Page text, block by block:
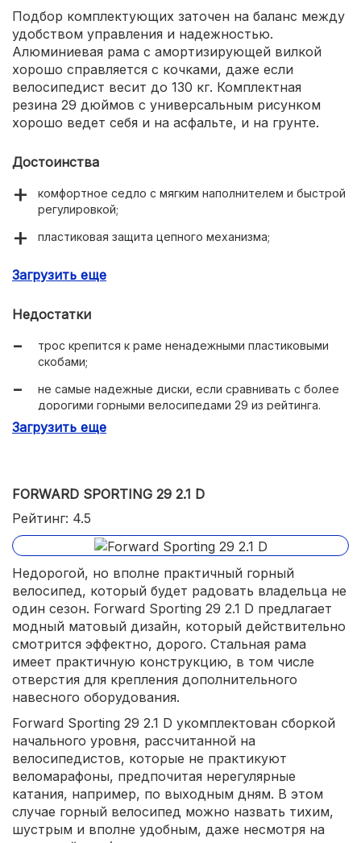
Подбор комплектующих заточен на баланс между
удобством управления и надежностью.
Алюминиевая рама с амортизирующей вилкой
хорошо справляется с кочками, даже если
велосипедист весит до 130 кг. Комплектная
резина 29 дюймов с универсальным рисунком
хорошо ведет себя и на асфальте, и на грунте.
Достоинства
комфортное седло с мягким наполнителем и быстрой
регулировкой;
пластиковая защита цепного механизма;
сегменте;
вилка с блокировкой хода;
в комплекте устойчивая центральная подножка;
Загрузить еще
Недостатки
трос крепится к раме ненадежными пластиковыми
скобами;
не самые надежные диски, если сравнивать с более
дорогими горными велосипедами 29 из рейтинга.
Загрузить еще
FORWARD SPORTING 29 2.1 D
Рейтинг: 4.5
Недорогой, но вполне практичный горный
велосипед, который будет радовать владельца не
один сезон. Forward Sporting 29 2.1 D предлагает
модный матовый дизайн, который действительно
смотрится эффектно, дорого. Стальная рама
имеет практичную конструкцию, в том числе
отверстия для крепления дополнительного
навесного оборудования.
Forward Sporting 29 2.1 D укомплектован сборкой
начального уровня, рассчитанной на
велосипедистов, которые не практикуют
веломарафоны, предпочитая нерегулярные
катания, например, по выходным дням. В этом
случае горный велосипед можно назвать тихим,
шустрым и вполне удобным, даже несмотря на